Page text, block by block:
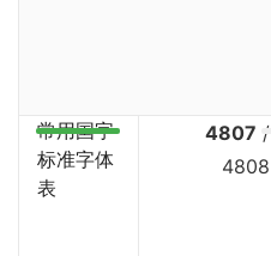
常用国字
标准字体
表
4807 /
4808